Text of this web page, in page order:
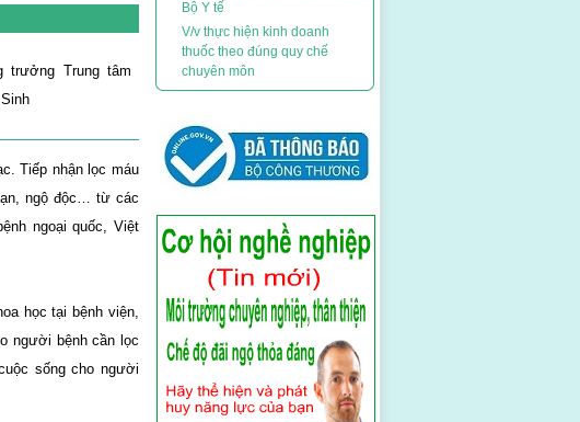
trưởng Trung tâm
Tiếp nhận lọc máu
ngộ độc… từ các
ngoại quốc, Việt
học tại bệnh viện,
người bệnh cần lọc
sống cho người
Bộ Y tế
V/v thực hiện kinh doanh
thuốc theo đúng quy chế
chuyên môn